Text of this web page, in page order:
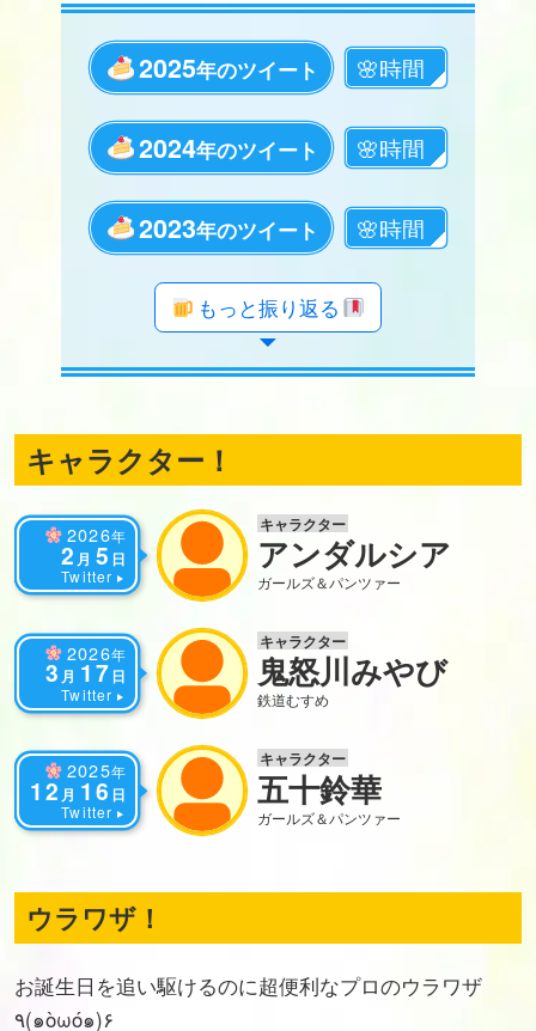
2025年のツイート
2024年のツイート
2023年のツイート
年のツイート
年のツイート
年のツイート
年のツイート
年のツイート
年のツイート
年のツイート
年のツイート
年のツイート
年のツイート
年のツイート
年のツイート
年のツイート
年のツイート
年のツイート
年のツイート
年のツイート
もっと振り返る
キャラクター！
2026年
2 月 5 日
Twitter
キャラクター
アンダルシア
ガールズ＆パンツァー
2026年
3 月 17 日
Twitter
キャラクター
鬼怒川みやび
鉄道むすめ
2025年
12月 16 日
Twitter
キャラクター
五十鈴華
ガールズ＆パンツァー
ウラワザ！
お誕生日を追い駆けるのに超便利なプロのウラワザ
٩(๑òωó๑)۶